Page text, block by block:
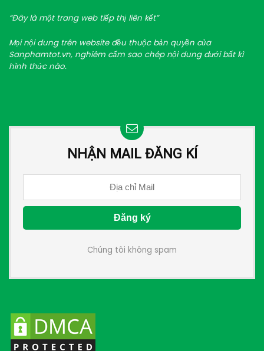
“Đây là một trang web tiếp thị liên kết”
Mọi nội dung trên website đều thuộc bản quyền của
Sanphamtot.vn, nghiêm cấm sao chép nội dung dưới bất kì
hình thức nào.
NHẬN MAIL ĐĂNG KÍ
Chúng tôi không spam